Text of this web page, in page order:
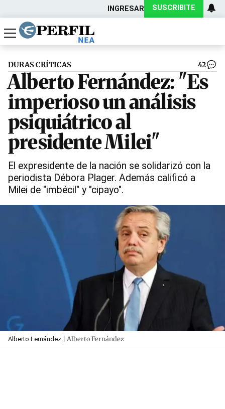
INGRESAR SUSCRIBITE
Política
Economía
Actualidad
DURAS CRÍTICAS 42
Alberto Fernández: "Es
imperioso un análisis
psiquiátrico al
presidente Milei"
El expresidente de la nación se solidarizó con la
periodista Débora Plager. Además calificó a
Milei de "imbécil" y "cipayo".
Alberto Fernández | Alberto Fernández